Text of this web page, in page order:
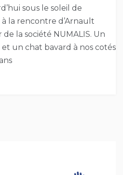
sous le soleil de
la rencontre d’Arnault
la société NUMALIS. Un
un chat bavard à nos cotés